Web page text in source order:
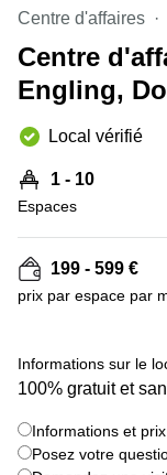
Esch-sur-
Alzette
Sandweiler
Bureaux
sur-
Alzette
Bureaux
Sandweiler
Centres
Bertrange
Centre d'affaires
Centre
Engling,
Local vérifié
1 - 10
Espaces
199 - 599 €
prix par espace par
Informations sur le
100% gratuit et
Informations et prix
Posez votre